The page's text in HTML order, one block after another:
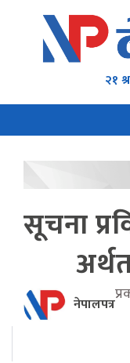
२१
सूचना
नेपालपत्र